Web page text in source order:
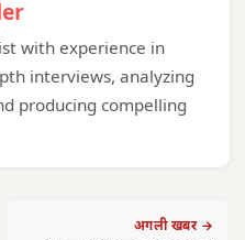
with experience in
interviews, analyzing
producing compelling
अगली खबर →